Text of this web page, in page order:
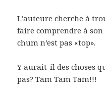
L’auteure cherche à
faire comprendre à
chum n’est pas «top».
Y aurait-il des choses
pas? Tam Tam Tam!!!